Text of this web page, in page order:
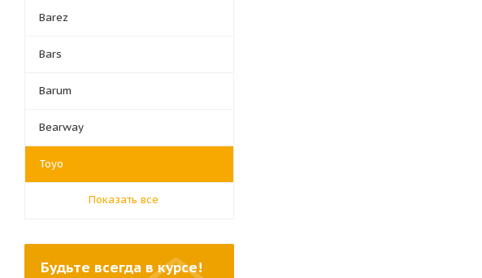
Barez
Bars
Barum
Bearway
Toyo
Показать все
Будьте всегда в курсе!